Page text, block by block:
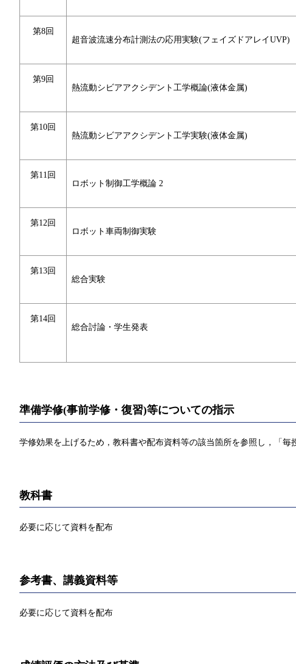
第8回
超音波流速分布計測法の応用実験(フェイズドアレイUVP)
第9回
熱流動シビアアクシデント工学概論(液体金属)
第10回
熱流動シビアアクシデント工学実験(液体金属)
第11回
ロボット制御工学概論 2
第12回
ロボット車両制御実験
第13回
総合実験
第14回
総合討論・学生発表
準備学修(事前学修・復習)等についての指示
学修効果を上げるため，教科書や配布資料等の該当箇所を参照し，「
教科書
必要に応じて資料を配布
参考書、講義資料等
必要に応じて資料を配布